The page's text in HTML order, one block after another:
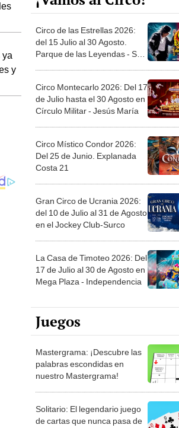
ya
y
Circo de las Estrellas 2026:
del 15 Julio al 30 Agosto.
Parque de las Leyendas - San
Circo Montecarlo 2026: Del 17
de Julio hasta el 30 Agosto en
Círculo Militar - Jesús María
Circo Místico Condor 2026:
Del 25 de Junio. Explanada
Costa 21
Gran Circo de Ucrania 2026:
del 10 de Julio al 31 de Agosto
en el Jockey Club-Surco
La Casa de Timoteo 2026: Del
17 de Julio al 30 de Agosto en
Mega Plaza - Independencia
Juegos
Mastergrama: ¡Descubre las
palabras escondidas en
nuestro Mastergrama!
Solitario: El legendario juego
de cartas que nunca pasa de